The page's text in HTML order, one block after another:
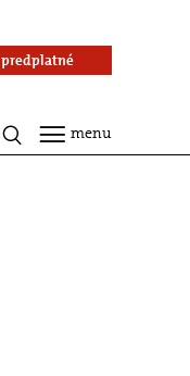
predplatné
menu